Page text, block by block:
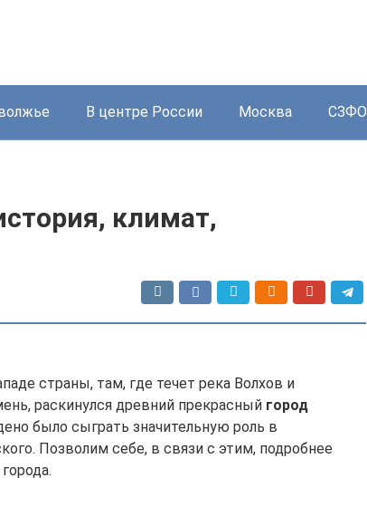
В центре России Москва СЗФО
климат,
страны, там, где течет река Волхов и
раскинулся древний прекрасный город
было сыграть значительную роль в
Позволим себе, в связи с этим, подробнее